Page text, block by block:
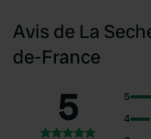
Avis de La
de-France
5
5
4